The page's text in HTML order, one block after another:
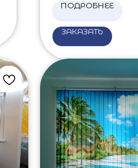
ПОДРОБНЕЕ
ЗАКАЗАТЬ